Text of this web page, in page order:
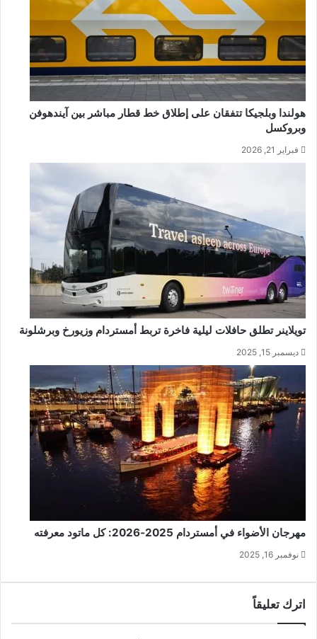
هولندا وبلجيكا تتفقان على إطلاق خط قطار مباشر بين آيندهوفن
وبروكسل
فبراير 21, 2026
تويلاینر تطلق حافلات ليلية فاخرة تربط أمستردام وزيورخ وبرشلونة
ديسمبر 15, 2025
مهرجان الأضواء في أمستردام 2025‑2026: كل ماتود معرفته
نوفمبر 16, 2025
اترك تعليقاً